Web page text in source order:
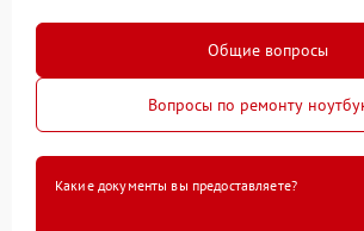
Общие вопросы
Вопросы по ремонту
Какие документы вы предоставляете?